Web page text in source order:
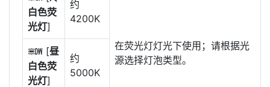
在荧光灯灯光下使用；请根据光
源选择灯泡类型。
白色荧
光灯]
约
4200K
n [昼
白色荧
光灯]
约
5000K